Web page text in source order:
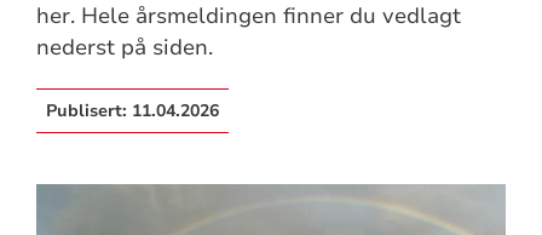
her. Hele årsmeldingen finner du vedlagt
nederst på siden.
Publisert: 11.04.2026